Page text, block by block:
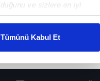
ve sizlere en iyi
karşılamak
gösterilmeyecektir."
kullanılmaktadır. Bu
Tümünü Kabul Et